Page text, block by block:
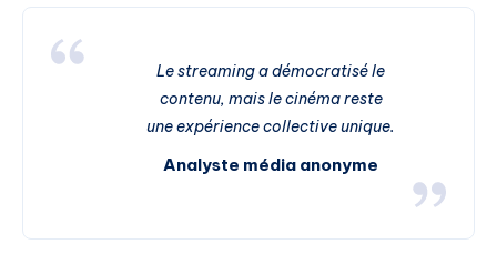
Le streaming a démocratisé le
contenu, mais le cinéma reste
une expérience collective unique.
Analyste média anonyme